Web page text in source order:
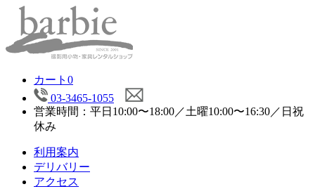
カート 0
03-3465-1055
営業時間：平日10:00〜18:00／土曜10:00〜16:30／日祝
休み
利用案内
デリバリー
アクセス